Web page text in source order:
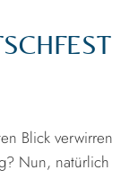
Blick verwirren
Nun, natürlich